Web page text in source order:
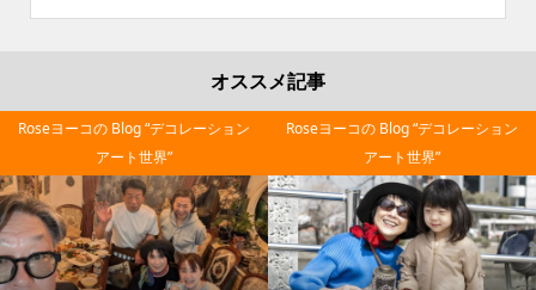
オススメ記事
Roseヨーコの Blog “デコレーション
アート世界”
Roseヨーコの Blog “デコレーション
アート世界”